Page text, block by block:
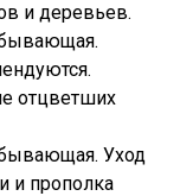
и деревьев.
отцветших
Уход
и прополка